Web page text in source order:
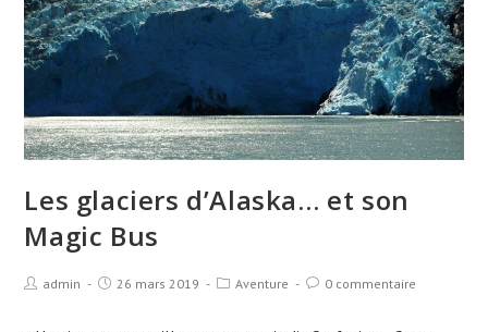
Les glaciers d’Alaska… et son
Magic Bus
admin 26 mars 2019 Aventure 0 commentaire